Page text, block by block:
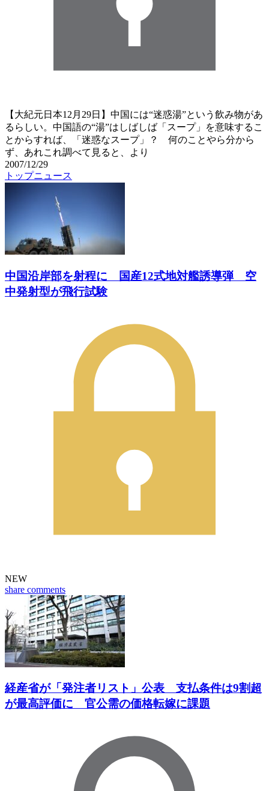
【大紀元日本12月29日】中国には“迷惑湯”という飲み物があ
るらしい。中国語の“湯”はしばしば「スープ」を意味するこ
とからすれば、「迷惑なスープ」？ 何のことやら分から
ず、あれこれ調べて見ると、より
2007/12/29
トップニュース
中国沿岸部を射程に 国産12式地対艦誘導弾 空
中発射型が飛行試験
NEW
share comments
経産省が「発注者リスト」公表 支払条件は9割超
が最高評価に 官公需の価格転嫁に課題